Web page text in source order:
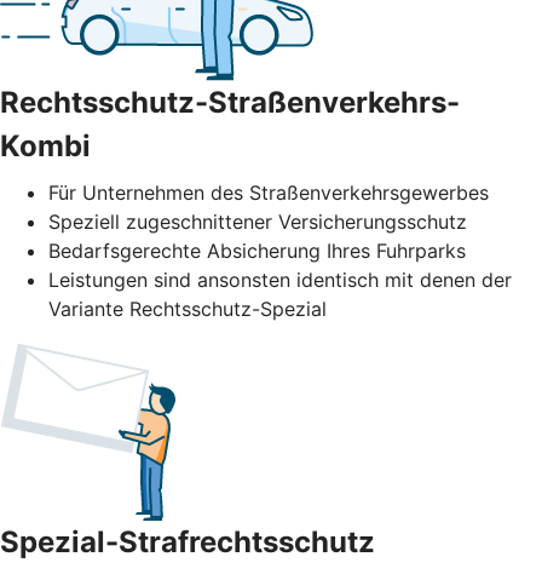
Rechtsschutz-Straßenverkehrs-
Kombi
Für Unternehmen des Straßenverkehrs­gewerbes
Speziell zugeschnittener Versicherungsschutz
Bedarfsgerechte Absicherung Ihres Fuhrparks
Leistungen sind ansonsten identisch mit denen der
Variante Rechtsschutz-Spezial
Spezial-Strafrechtsschutz